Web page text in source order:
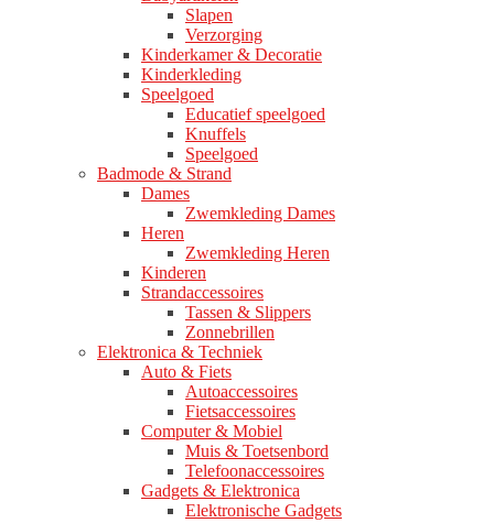
Slapen
Verzorging
Kinderkamer & Decoratie
Kinderkleding
Speelgoed
Educatief speelgoed
Knuffels
Speelgoed
Badmode & Strand
Dames
Zwemkleding Dames
Heren
Zwemkleding Heren
Kinderen
Strandaccessoires
Tassen & Slippers
Zonnebrillen
Elektronica & Techniek
Auto & Fiets
Autoaccessoires
Fietsaccessoires
Computer & Mobiel
Muis & Toetsenbord
Telefoonaccessoires
Gadgets & Elektronica
Elektronische Gadgets